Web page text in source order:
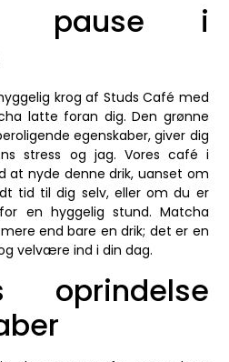
pause i
krog af Studs Café med
latte foran dig. Den grønne
egenskaber, giver dig
stress og jag. Vores café i
at nyde denne drik, uanset om
tid til dig selv, eller om du er
en hyggelig stund. Matcha
end bare en drik; det er en
velvære ind i din dag.
oprindelse